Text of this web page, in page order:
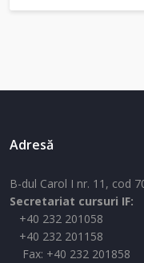
Adresă
B-dul Carol I nr. 11, cod
Secretariat cursuri IF:
+40 232 201058
+40 232 201158
Fax: +40 232 201858